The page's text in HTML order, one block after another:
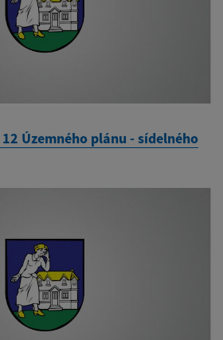
Územného plánu - sídelného